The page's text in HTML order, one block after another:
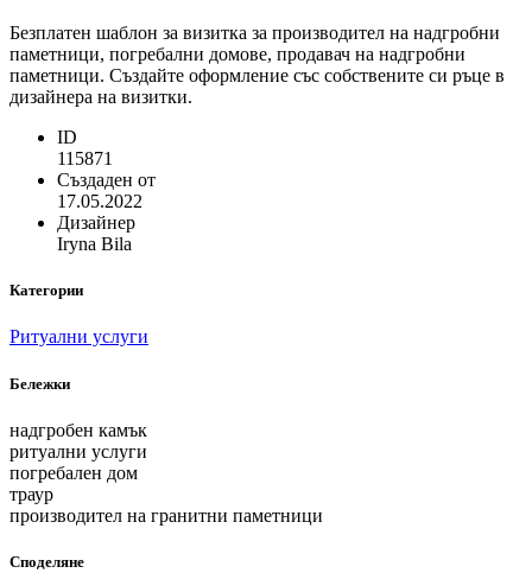
Безплатен шаблон за визитка за производител на надгробни
паметници, погребални домове, продавач на надгробни
паметници. Създайте оформление със собствените си ръце в
дизайнера на визитки.
ID
115871
Създаден от
17.05.2022
Дизайнер
Iryna Bila
Категории
Ритуални услуги
Бележки
надгробен камък
ритуални услуги
погребален дом
траур
производител на гранитни паметници
Споделяне